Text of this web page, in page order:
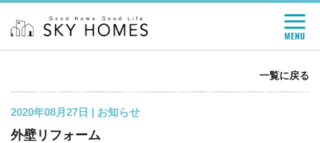
一覧に戻る
2020年08月27日 | お知らせ
外壁リフォーム